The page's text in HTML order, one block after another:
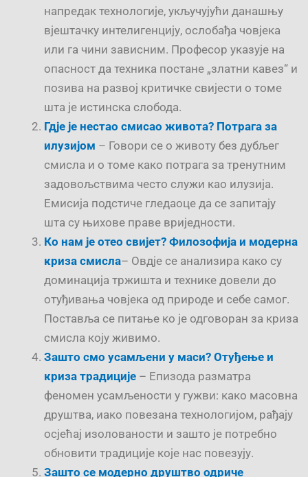
напредак технологије, укључујући данашњу
вјештачку интелигенцију, ослобађа човјека
или га чини зависним. Професор указује на
опасност да техника постане „златни кавез“ и
позива на развој критичке свијести о томе
шта је истинска слобода.
Гдје је нестао смисао живота? Потрага за
илузијом – Говори се о животу без дубљег
смисла и о томе како потрага за тренутним
задовољствима често служи као илузија.
Емисија подстиче гледаоце да се запитају
шта су њихове праве вриједности.
Ко нам је отео свијет? Филозофија и модерна
криза смисла– Овдје се анализира како су
доминација тржишта и технике довели до
отуђивања човјека од природе и себе самог.
Поставља се питање ко је одговоран за криза
смисла коју живимо.
Зашто смо усамљени у маси? Отуђење и
криза традиције – Епизода разматра
феномен усамљености у гужви: како масовна
друштва, иако повезана технологијом, рађају
осјећај изолованости и зашто је потребно
обновити традиције које нас повезују.
Зашто се модерно друштво одриче